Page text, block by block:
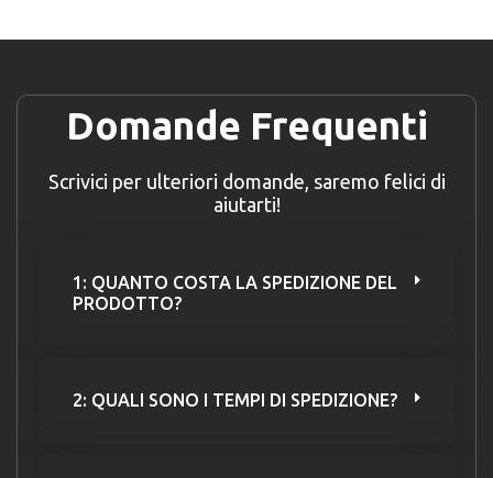
Domande Frequenti
Scrivici per ulteriori domande, saremo felici di
aiutarti!
1: QUANTO COSTA LA SPEDIZIONE DEL
PRODOTTO?
2: QUALI SONO I TEMPI DI SPEDIZIONE?